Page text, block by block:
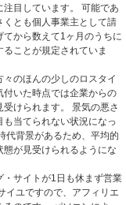
目しています。 可能であ
とも個人事業主として請
から数えて1ヶ月のうちに
ことが規定されていま
のほんの少しのロスタイ
いた時点では企業からの
けられます。 景気の悪さ
当てられない状況になっ
代背景があるため、平均的
が見受けられるようにな
サイトが1日も休まず営業
イユですので、アフィリエ